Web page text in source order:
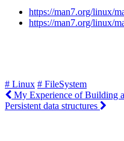
https://man7.org/linux/
https://man7.org/linux/
# Linux # FileSystem
My Experience of Building
Persistent data structures